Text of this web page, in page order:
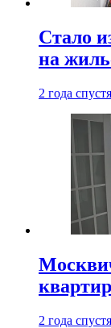
Стало
на
2 года спустя
2 года спустя